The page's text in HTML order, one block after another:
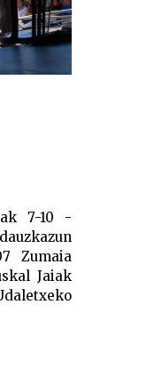
7-10 -
Zumaia
Jaiak